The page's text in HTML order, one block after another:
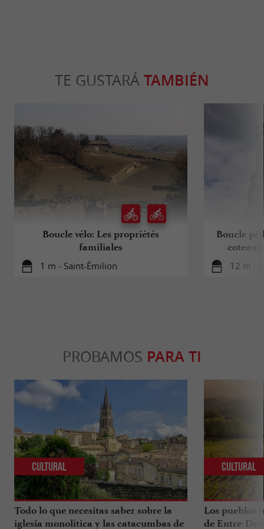
TE GUSTARÁ TAMBIÉN
Boucle vélo: Les propriétés
familiales
1 m - Saint-Émilion
Boucle
coteaux
12 m -
PROBAMOS PARA TI
Todo lo que necesitas saber sobre la
iglesia monolítica y las catacumbas de
Cultural
Los pueblos
de Entre-
Cultural